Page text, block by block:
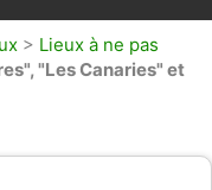
> Lieux à ne pas
"Les Canaries" et